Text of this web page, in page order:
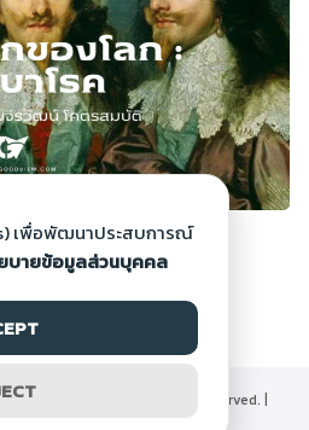
าโรค
2
All rights reserved. |
เพื่อพัฒนาประสบการณ์
บายข้อมูลส่วนบุคคล